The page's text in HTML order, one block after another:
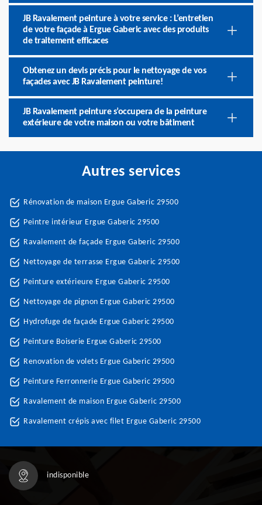
JB Ravalement peinture à votre service : L’entretien
de votre façade à Ergue Gaberic avec des produits
de traitement efficaces
Obtenez un devis précis pour le nettoyage de vos
façades avec JB Ravalement peinture!
JB Ravalement peinture s’occupera de la peinture
extérieure de votre maison ou votre bâtiment
Autres services
Rénovation de maison Ergue Gaberic 29500
Peintre intérieur Ergue Gaberic 29500
Ravalement de façade Ergue Gaberic 29500
Nettoyage de terrasse Ergue Gaberic 29500
Peinture extérieure Ergue Gaberic 29500
Nettoyage de pignon Ergue Gaberic 29500
Hydrofuge de façade Ergue Gaberic 29500
Peinture Boiserie Ergue Gaberic 29500
Renovation de volets Ergue Gaberic 29500
Peinture Ferronnerie Ergue Gaberic 29500
Ravalement de maison Ergue Gaberic 29500
Ravalement crépis avec filet Ergue Gaberic 29500
indisponible